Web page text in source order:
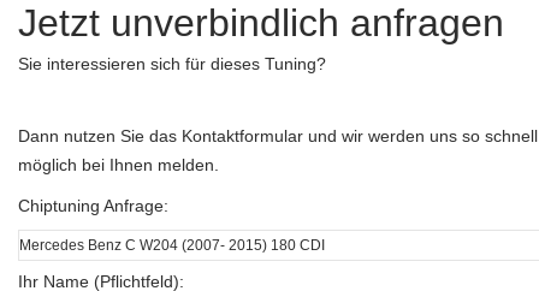
Jetzt unverbindlich anfragen
Sie interessieren sich für dieses Tuning?
Dann nutzen Sie das Kontaktformular und wir werden uns so
möglich bei Ihnen melden.
Chiptuning Anfrage:
Ihr Name (Pflichtfeld):